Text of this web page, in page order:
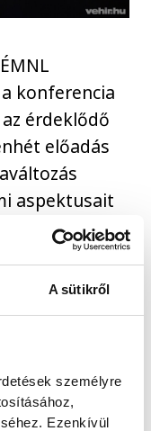
A sütikről
személyre
Ezenkívül
konferencia
érdeklődő
előadás
aspektusait
A
első